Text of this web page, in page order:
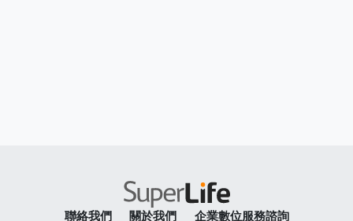
聯絡我們 關於我們 企業數位服務諮詢